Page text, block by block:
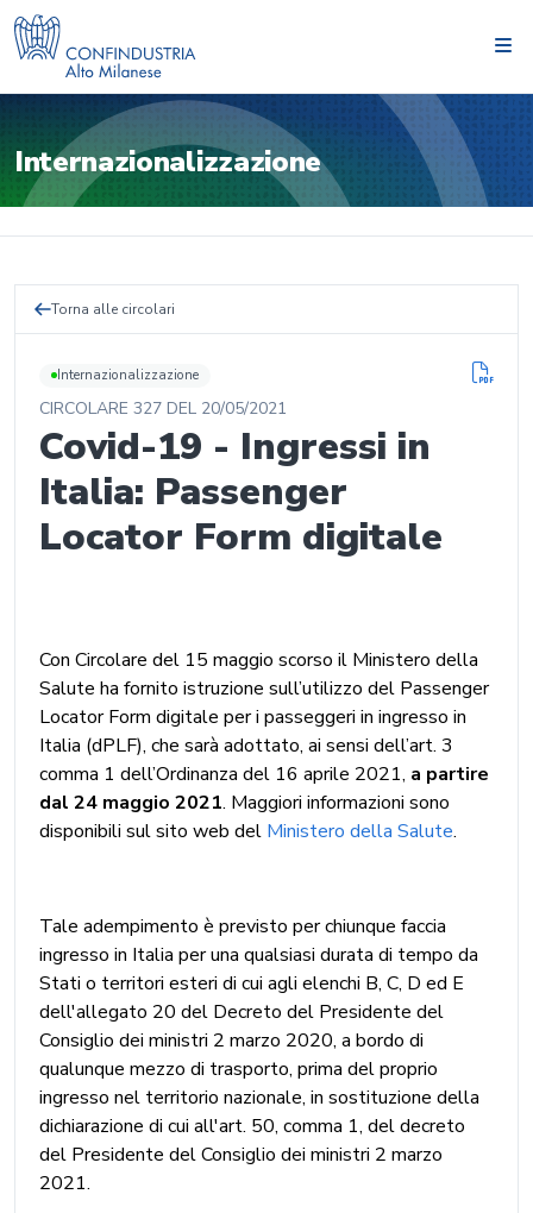
Internazionalizzazione
Torna alle circolari
Internazionalizzazione
CIRCOLARE 327 DEL 20/05/2021
Covid-19 - Ingressi in
Italia: Passenger
Locator Form digitale
Con Circolare del 15 maggio scorso il Ministero della
Salute ha fornito istruzione sull’utilizzo del Passenger
Locator Form digitale per i passeggeri in ingresso in
Italia (dPLF), che sarà adottato, ai sensi dell’art. 3
comma 1 dell’Ordinanza del 16 aprile 2021, a partire
dal 24 maggio 2021. Maggiori informazioni sono
disponibili sul sito web del Ministero della Salute.
Tale adempimento è previsto per chiunque faccia
ingresso in Italia per una qualsiasi durata di tempo da
Stati o territori esteri di cui agli elenchi B, C, D ed E
dell'allegato 20 del Decreto del Presidente del
Consiglio dei ministri 2 marzo 2020, a bordo di
qualunque mezzo di trasporto, prima del proprio
ingresso nel territorio nazionale, in sostituzione della
dichiarazione di cui all'art. 50, comma 1, del decreto
del Presidente del Consiglio dei ministri 2 marzo
2021.